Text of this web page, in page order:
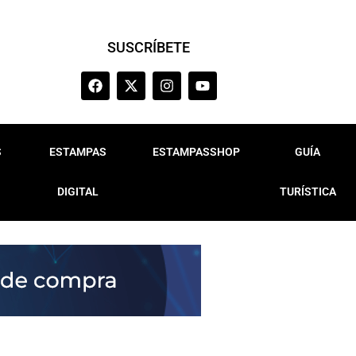
SUSCRÍBETE
ESTAMPAS
DIGITAL
ESTAMPASSHOP GUÍA
TURÍSTICA